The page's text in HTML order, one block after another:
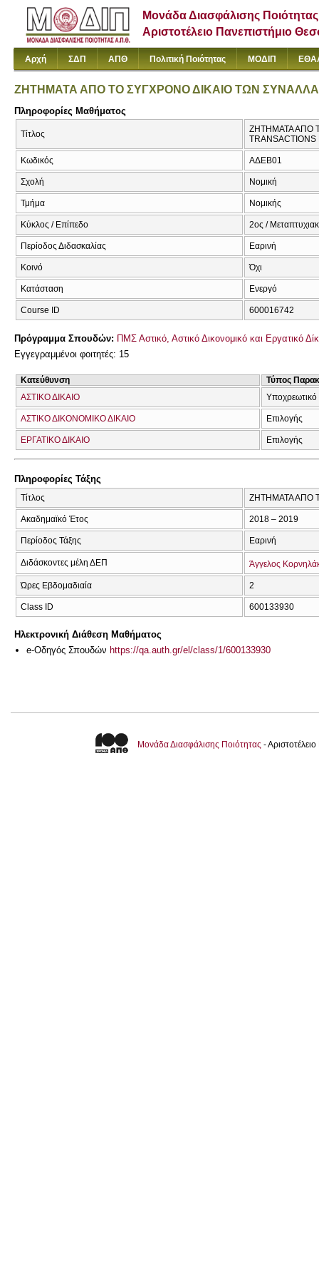
Μονάδα Διασφάλισης Ποιότητας
Αριστοτέλειο Πανεπιστήμιο
Αρχή ΣΔΠ ΑΠΘ Πολιτική Ποιότητας ΜΟΔΙΠ
ΖΗΤΗΜΑΤΑ ΑΠΟ ΤΟ ΣΥΓΧΡΟΝΟ ΔΙΚΑΙΟ ΤΩΝ
Πληροφορίες Μαθήματος
Τίτλος
ΖΗΤΗΜΑΤΑ ΑΠΟ
TRANSACTIONS
Κωδικός ΑΔΕΒ01
Σχολή Νομική
Τμήμα Νομικής
Κύκλος / Επίπεδο 2ος /
Περίοδος Διδασκαλίας Εαρινή
Κοινό Όχι
Κατάσταση Ενεργό
Course ID 600016742
Πρόγραμμα Σπουδών: ΠΜΣ Αστικό, Αστικό Δικονομικό και Εργατικό
Εγγεγραμμένοι φοιτητές: 15
Κατεύθυνση
Τύπος
ΑΣΤΙΚΟ ΔΙΚΑΙΟ
Υποχρεωτικό
ΑΣΤΙΚΟ ΔΙΚΟΝΟΜΙΚΟ ΔΙΚΑΙΟ Επιλογής
ΕΡΓΑΤΙΚΟ ΔΙΚΑΙΟ Επιλογής
Πληροφορίες Τάξης
Τίτλος ΖΗΤΗΜΑΤΑ ΑΠΟ
Ακαδημαϊκό Έτος 2018 – 2019
Περίοδος Τάξης Εαρινή
Διδάσκοντες μέλη ΔΕΠ Άγγελος
Ώρες Εβδομαδιαία 2
Class ID 600133930
Ηλεκτρονική Διάθεση Μαθήματος
e-Οδηγός Σπουδών https://qa.auth.gr/el/class/1/600133930
Μονάδα Διασφάλισης Ποιότητας -